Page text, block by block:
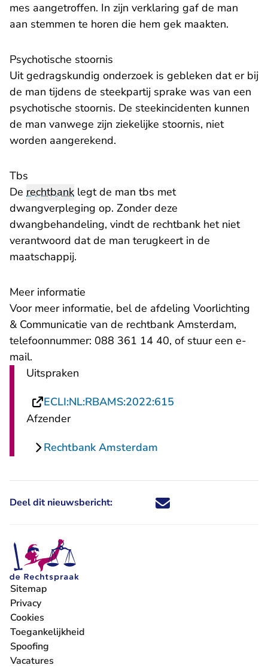
mes aangetroffen. In zijn verklaring gaf de man
aan stemmen te horen die hem gek maakten.
Psychotische stoornis
Uit gedragskundig onderzoek is gebleken dat er bij
de man tijdens de steekpartij sprake was van een
psychotische stoornis. De steekincidenten kunnen
de man vanwege zijn ziekelijke stoornis, niet
worden aangerekend.
Tbs
De rechtbank legt de man tbs met
dwangverpleging op. Zonder deze
dwangbehandeling, vindt de rechtbank het niet
verantwoord dat de man terugkeert in de
maatschappij.
Meer informatie
Voor meer informatie, bel de afdeling Voorlichting
& Communicatie van de rechtbank Amsterdam,
telefoonnummer: 088 361 14 40, of stuur een e-
mail- U verlaat Rechtspraak.nl
.
Uitspraken
ECLI:NL:RBAMS:2022:615
Afzender
Rechtbank Amsterdam
Deel dit nieuwsbericht: Deel dit nieuwsbericht via X -
Deel dit nieuwsbericht via
Deel dit nieuwsbericht
Deel dit
Sitemap
Privacy
Cookies
Toegankelijkheid
Spoofing
Vacatures
- U verlaat Rechtspraak.nl